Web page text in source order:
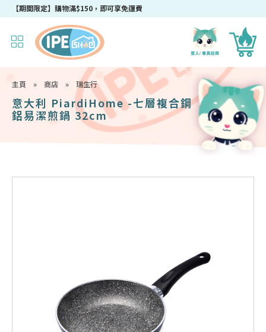
【期間限定】購物滿$150，即可享免運費
主頁 » 商店 » 瑞生行
意大利 PiardiHome -七層複合鋼
鋁易潔煎鍋 32cm